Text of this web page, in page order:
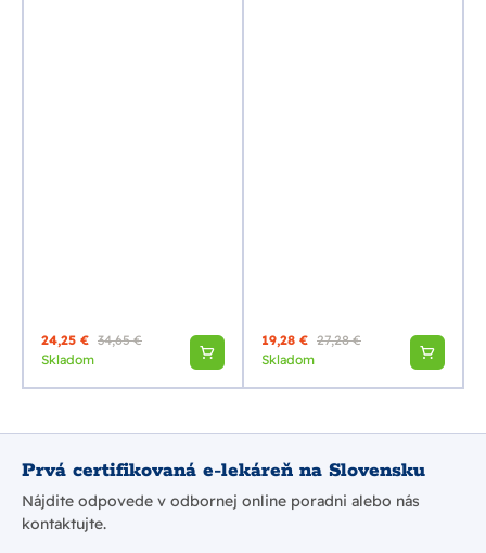
24,25 € 34,65 €
Skladom
19,28 € 27,28 €
Skladom
Prvá certifikovaná e-lekáreň na Slovensku
Nájdite odpovede v odbornej online poradni alebo nás
kontaktujte.